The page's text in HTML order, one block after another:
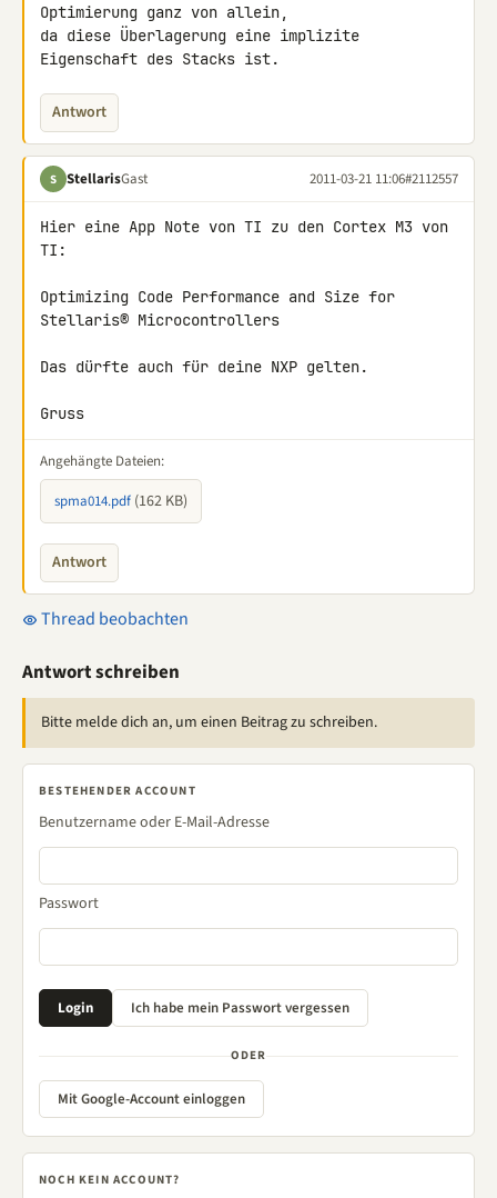
Optimierung ganz von allein,
da diese Überlagerung eine implizite
Eigenschaft des Stacks ist.
Antwort
S StellarisGast 2011-03-21 11:06#2112557
Hier eine App Note von TI zu den Cortex M3 von
TI:
Optimizing Code Performance and Size for
Stellaris® Microcontrollers
Das dürfte auch für deine NXP gelten.
Gruss
Angehängte Dateien:
spma014.pdf (162 KB)
Antwort
Thread beobachten
Antwort schreiben
Bitte melde dich an, um einen Beitrag zu schreiben.
BESTEHENDER ACCOUNT
Benutzername oder E-Mail-Adresse
Passwort
ODER
Mit Google-Account einloggen
NOCH KEIN ACCOUNT?